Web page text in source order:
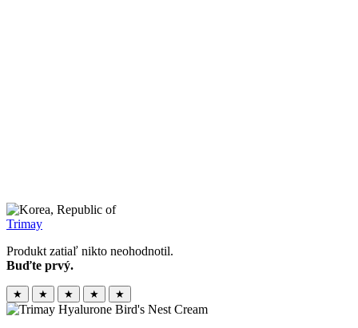
Trimay
Produkt zatiaľ nikto neohodnotil.
Buďte prvý.
★ ★ ★ ★ ★